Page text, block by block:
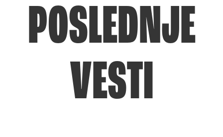
POSLEDNJE
VESTI